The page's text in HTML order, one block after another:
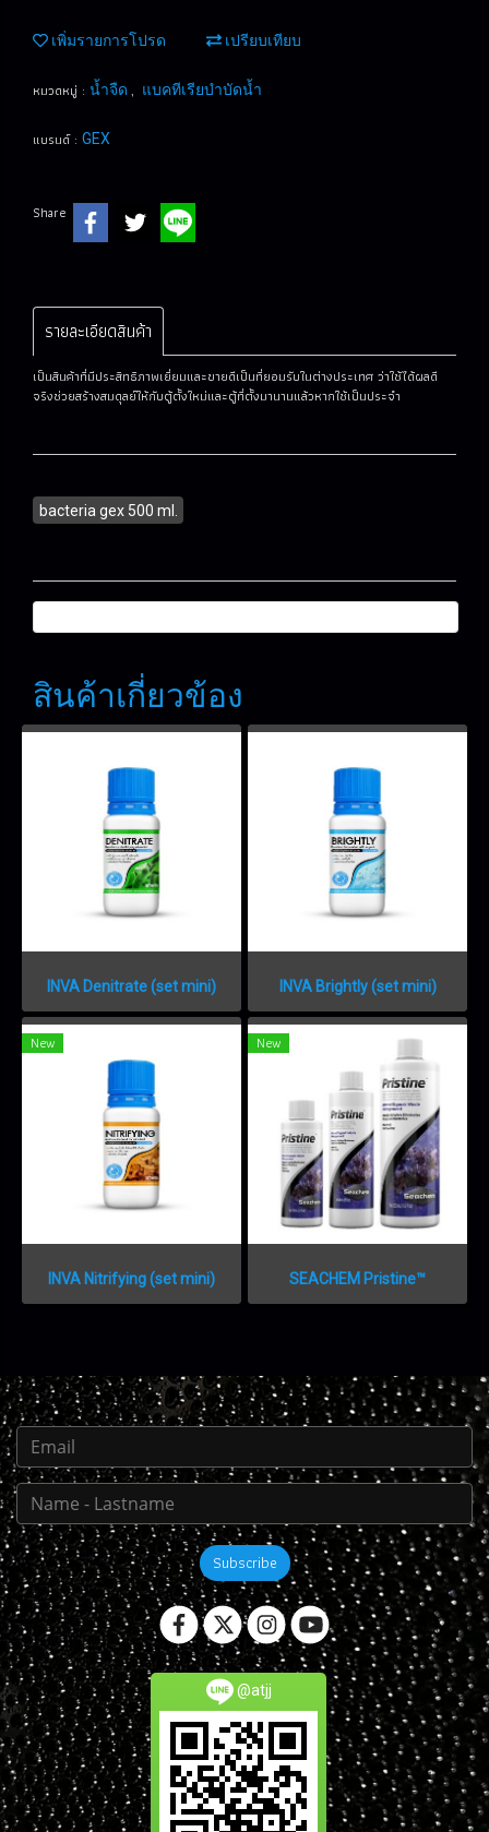
เพิ่มรายการโปรด เปรียบเทียบ
หมวดหมู่ : น้ำจืด , แบคทีเรียบำบัดน้ำ
แบรนด์ : GEX
Share
รายละเอียดสินค้า
เป็นสินค้าที่มีประสิทธิภาพเยี่ยมและขายดีเป็นที่ยอมรับในต่างประเทศ ว่าใช้ได้ผลดี
จริงช่วยสร้างสมดุลย์ให้กับตู้ตั้งใหม่และตู้ที่ตั้งมานานแล้วหากใช้เป็นประจำ
bacteria gex 500 ml.
สินค้าเกี่ยวข้อง
INVA Denitrate (set mini) INVA Brightly (set mini)
New
INVA Nitrifying (set mini)
New
SEACHEM Pristine™
Subscribe
@atjj